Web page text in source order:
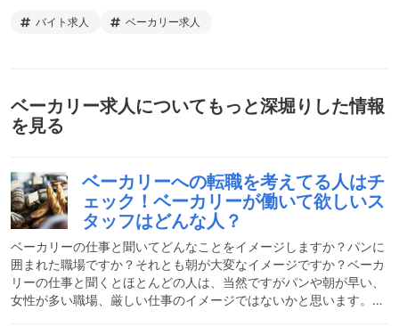
バイト求人 ベーカリー求人
ベーカリー求人についてもっと深堀りした情報
を見る
ベーカリーへの転職を考えてる人はチ
ェック！ベーカリーが働いて欲しいス
タッフはどんな人？
ベーカリーの仕事と聞いてどんなことをイメージしますか？パンに
囲まれた職場ですか？それとも朝が大変なイメージですか？ベーカ
リーの仕事と聞くとほとんどの人は、当然ですがパンや朝が早い、
女性が多い職場、厳しい仕事のイメージではないかと思います。ベ